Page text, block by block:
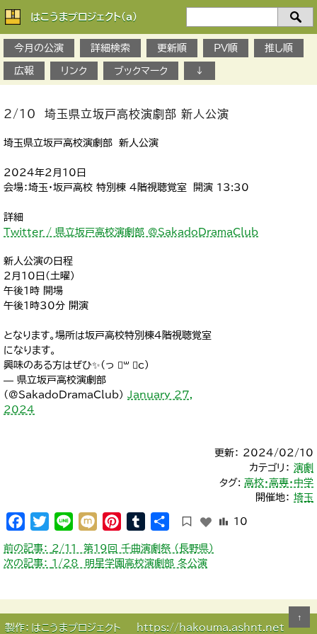
はこうまプロジェクト(a)
今月の公演
詳細検索 更新順 PV順 推し順
広報 リンク ブックマーク ↓
2/10 埼玉県立坂戸高校演劇部 新人公演
埼玉県立坂戸高校演劇部 新人公演
2024年2月10日
会場：埼玉・坂戸高校 特別棟 4階視聴覚室 開演 13:30
詳細
Twitter / 県立坂戸高校演劇部 @SakadoDramaClub
新人公演の日程
2月10日(土曜)
午後１時 開場
午後１時30分 開演
となります。場所は坂戸高校特別棟4階視聴覚室
になります。
興味のある方はぜひ✨(っ ॑꒳ ॑c)
— 県立坂戸高校演劇部
(@SakadoDramaClub) January 27,
2024
更新： 2024/02/10
カテゴリ： 演劇
タグ: 高校・高専・中学
開催地： 埼玉
Facebook
Twitter
Line Mixi Pinterest
Tumblr 10
投
稿
ー
前の記事： 2/11 第19回 千曲演劇祭 （長野県）
次の記事： 1/28 明星学園高校演劇部 冬公演
↑
製作： はこうまプロジェクト https://hakouma.ashnt.net